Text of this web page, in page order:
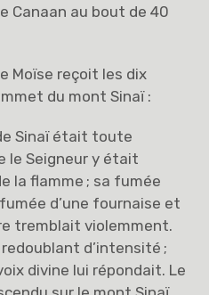
Canaan au bout de 40
Moïse reçoit les dix
du mont Sinaï :
Sinaï était toute
le Seigneur y était
la flamme ; sa fumée
d’une fournaise et
tremblait violemment.
d’intensité ;
divine lui répondait. Le